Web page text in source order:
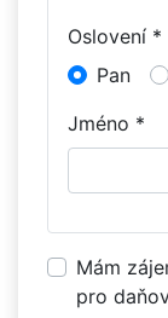
Oslovení *
Pan
Jméno *
Mám
pro